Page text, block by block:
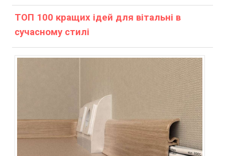
ТОП 100 кращих ідей для вітальні в
сучасному стилі